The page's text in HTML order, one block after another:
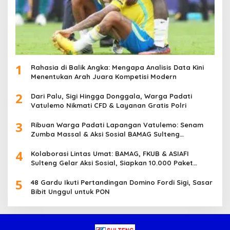
1
Rahasia di Balik Angka: Mengapa Analisis Data Kini
Menentukan Arah Juara Kompetisi Modern
2
Dari Palu, Sigi Hingga Donggala, Warga Padati
Vatulemo Nikmati CFD & Layanan Gratis Polri
3
Ribuan Warga Padati Lapangan Vatulemo: Senam
Zumba Massal & Aksi Sosial BAMAG Sulteng
4
Kolaborasi Lintas Umat: BAMAG, FKUB & ASIAFI
Sulteng Gelar Aksi Sosial, Siapkan 10.000 Paket
5
48 Gardu Ikuti Pertandingan Domino Fordi Sigi, Sasar
Bibit Unggul untuk PON